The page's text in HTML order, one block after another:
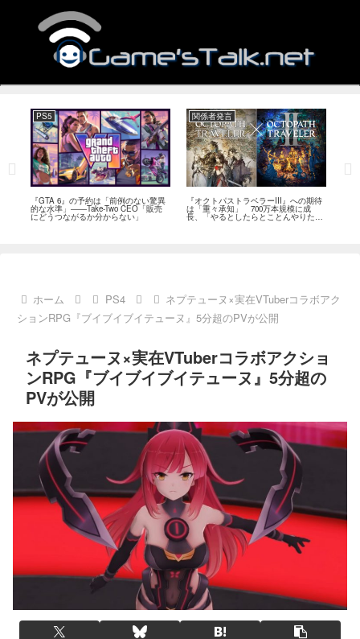
PS5
『GTA 6』の予約は「前例のない驚異
的な水準」――Take-Two CEO「販売
にどうつながるか分からない」
関係者発言
『オクトパストラベラーIII』への期待
は「重々承知」 700万本規模に成
長、「やるとしたらとことんやりた
い」と浅野智也氏
ホーム PS4
ネプテューヌ×実在VTuberコラボアク
ションRPG『ブイブイブイテューヌ』5分超のPVが公開
ネプテューヌ×実在VTuberコラボアクショ
ンRPG『ブイブイブイテューヌ』5分超の
PVが公開